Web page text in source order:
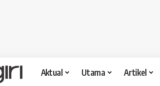
Aktual Utama Artikel